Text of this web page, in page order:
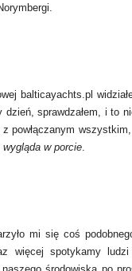
balticayachts.pl
sprawdzałem, i to
powłączanym
wygląda w porcie.
mi się coś
więcej spotykamy